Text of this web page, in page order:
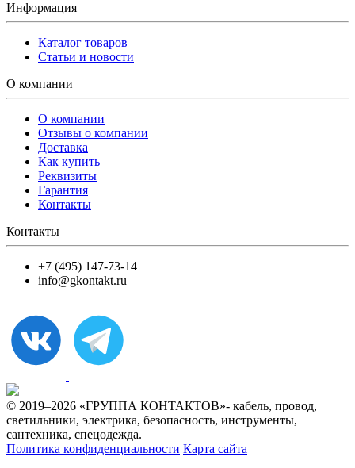
Информация
Каталог товаров
Статьи и новости
О компании
О компании
Отзывы о компании
Доставка
Как купить
Реквизиты
Гарантия
Контакты
Контакты
+7 (495) 147-73-14
info@gkontakt.ru
© 2019–2026 «ГРУППА КОНТАКТОВ»- кабель, провод,
светильники, электрика, безопасность, инструменты,
сантехника, спецодежда.
Политика конфиденциальности Карта сайта